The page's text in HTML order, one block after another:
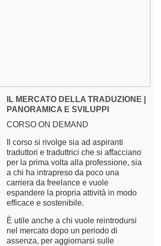
IL MERCATO DELLA TRADUZIONE |
PANORAMICA E SVILUPPI
CORSO ON DEMAND
Il corso si rivolge sia ad aspiranti
traduttori e traduttrici che si affacciano
per la prima volta alla professione, sia
a chi ha intrapreso da poco una
carriera da freelance e vuole
espandere la propria attività in modo
efficace e sostenibile.
È utile anche a chi vuole reintrodursi
nel mercato dopo un periodo di
assenza, per aggiornarsi sulle